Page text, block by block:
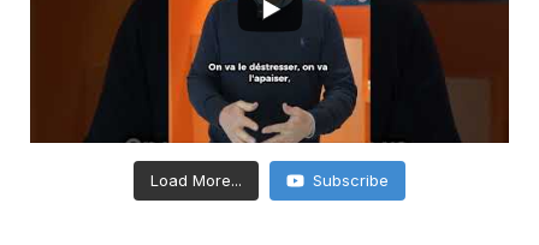
Load More... Subscribe